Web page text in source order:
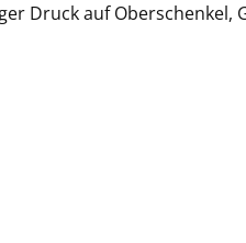
Druck auf Oberschenkel,